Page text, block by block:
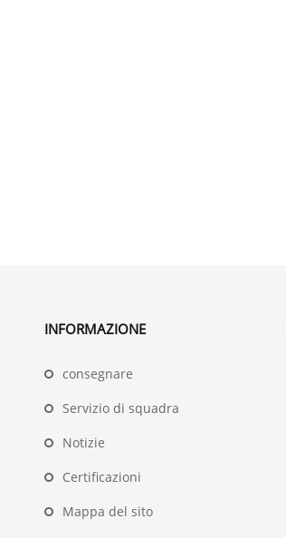
INFORMAZIONE
consegnare
Servizio di squadra
Notizie
Certificazioni
Mappa del sito